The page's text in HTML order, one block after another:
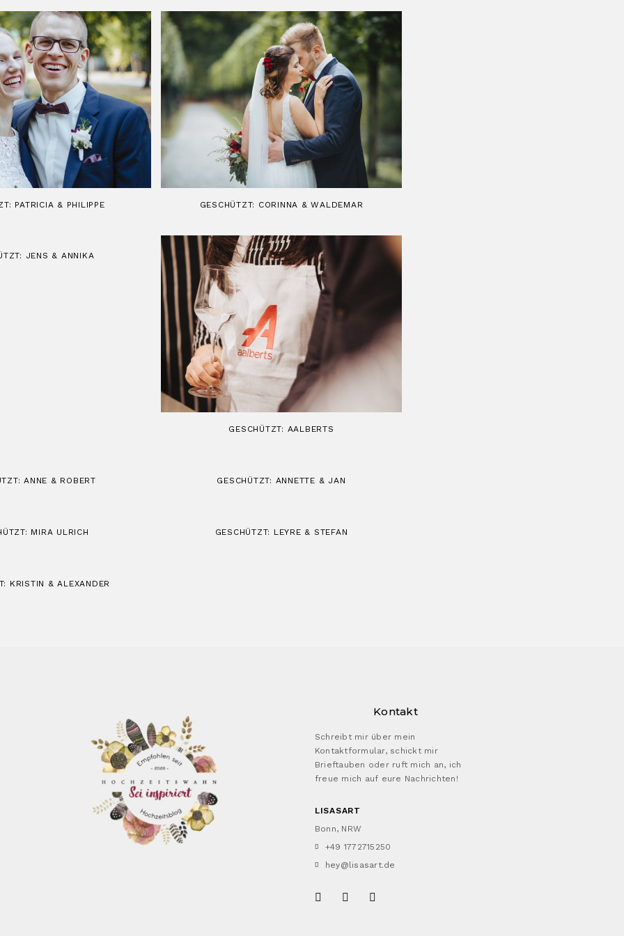
PATRICIA & PHILIPPE GESCHÜTZT: CORINNA & WALDEMAR
JENS & ANNIKA
GESCHÜTZT: AALBERTS
ANNE & ROBERT GESCHÜTZT: ANNETTE & JAN
MIRA ULRICH GESCHÜTZT: LEYRE & STEFAN
KRISTIN & ALEXANDER
Kontakt
Schreibt mir über mein
Kontaktformular, schickt mir
Brieftauben oder ruft mich an, ich
freue mich auf eure Nachrichten!
LISASART
Bonn, NRW
+49 1772715250
hey@lisasart.de